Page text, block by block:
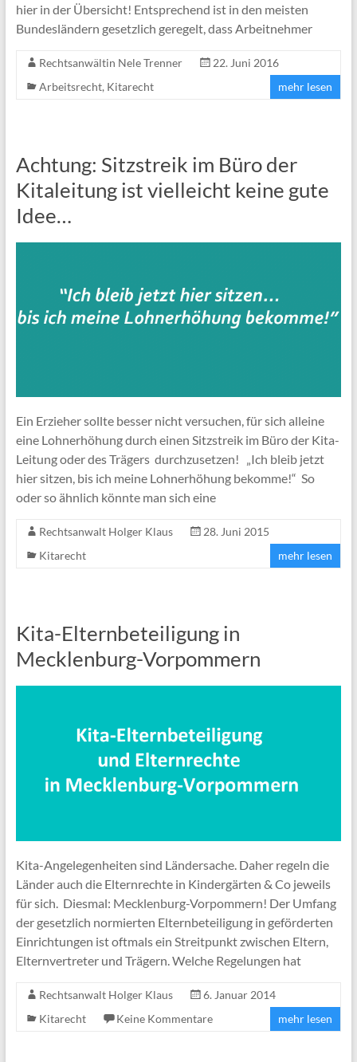
hier in der Übersicht! Entsprechend ist in den meisten
Bundesländern gesetzlich geregelt, dass Arbeitnehmer
Rechtsanwältin Nele Trenner
22. Juni 2016
Arbeitsrecht, Kitarecht mehr lesen
Achtung: Sitzstreik im Büro der
Kitaleitung ist vielleicht keine gute
Idee…
Ein Erzieher sollte besser nicht versuchen, für sich alleine
eine Lohnerhöhung durch einen Sitzstreik im Büro der Kita-
Leitung oder des Trägers durchzusetzen! „Ich bleib jetzt
hier sitzen, bis ich meine Lohnerhöhung bekomme!“ So
oder so ähnlich könnte man sich eine
Rechtsanwalt Holger Klaus
28. Juni 2015
Kitarecht
mehr lesen
Kita-Elternbeteiligung in
Mecklenburg-Vorpommern
Kita-Angelegenheiten sind Ländersache. Daher regeln die
Länder auch die Elternrechte in Kindergärten & Co jeweils
für sich. Diesmal: Mecklenburg-Vorpommern! Der Umfang
der gesetzlich normierten Elternbeteiligung in geförderten
Einrichtungen ist oftmals ein Streitpunkt zwischen Eltern,
Elternvertreter und Trägern. Welche Regelungen hat
Rechtsanwalt Holger Klaus
6. Januar 2014
Kitarecht
Keine Kommentare mehr lesen